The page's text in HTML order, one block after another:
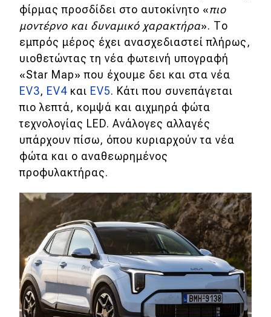
Νέα
Παρουσιάσεις
DRIVE Away
MOTO
Μεταχειρισμένο
Οδηγός αγοράς
Συμβουλές
Χρηστικά
Συμβουλές
ΚΤΕΟ
Οδική βοήθεια
φίρμας προσδίδει στο αυτοκίνητο «πιο
μοντέρνο και δυναμικό χαρακτήρα». Το
εμπρός μέρος έχει ανασχεδιαστεί πλήρως,
υιοθετώντας τη νέα φωτεινή υπογραφή
«Star Map» που έχουμε δει και στα νέα
EV3, EV4 και EV5. Κάτι που συνεπάγεται
πιο λεπτά, κομψά και αιχμηρά φώτα
τεχνολογίας LED. Ανάλογες αλλαγές
υπάρχουν πίσω, όπου κυριαρχούν τα νέα
φώτα και ο αναθεωρημένος
προφυλακτήρας.